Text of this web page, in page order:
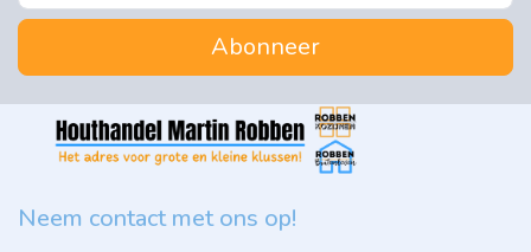
Abonneer
Neem contact met ons op!